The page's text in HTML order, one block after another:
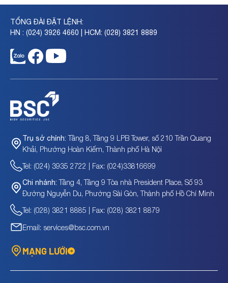
TỔNG ĐÀI ĐẶT LỆNH:
HN : (024) 3926 4660 | HCM: (028) 3821 8889
Trụ sở chính: Tầng 8, Tầng 9 LPB Tower, số 210 Trần Quang
Khải, Phường Hoàn Kiếm, Thành phố Hà Nội
Tel: (024) 3935 2722 | Fax: (024)33816699
Chi nhánh: Tầng 4, Tầng 9 Tòa nhà President Place, Số 93
Đường Nguyễn Du, Phường Sài Gòn, Thành phố Hồ Chí Minh
Tel: (028) 3821 8885 | Fax: (028) 3821 8879
Email: services@bsc.com.vn
MẠNG LƯỚI